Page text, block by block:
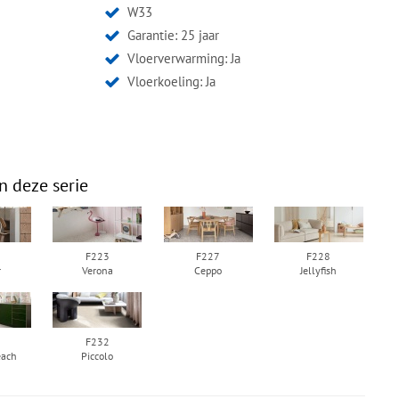
W33
Garantie: 25 jaar
Vloerverwarming: Ja
Vloerkoeling: Ja
deze serie
F223
Verona
F227
Ceppo
F228
Jellyfish
F232
Piccolo